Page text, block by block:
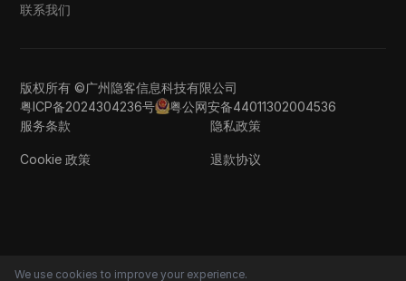
联系我们
版权所有 ©广州隐客信息科技有限公司
粤ICP备2024304236号
粤公网安备44011302004536
服务条款
隐私政策
Cookie 政策 退款协议
We use cookies to improve your experience.